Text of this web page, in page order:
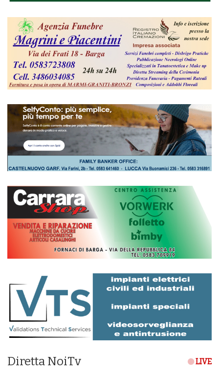
Diretta NoiTv LIVE